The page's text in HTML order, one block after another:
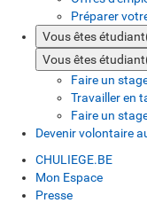
Préparer
Vous êtes
Vous êtes
Faire un
Travailler en
Faire un
Devenir volontaire
CHULIEGE.BE
Mon Espace
Presse